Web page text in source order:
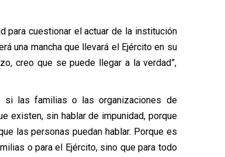
para cuestionar el actuar de la institución
una mancha que llevará el Ejército en su
creo que se puede llegar a la verdad”,
si las familias o las organizaciones de
existen, sin hablar de impunidad, porque
las personas puedan hablar. Porque es
o para el Ejército, sino que para todo